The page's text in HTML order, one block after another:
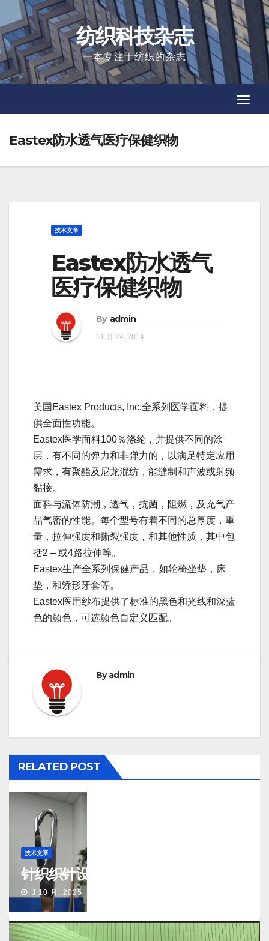
to
content
纺织科技杂志
一本专注于纺织的杂志
Eastex防水透气医疗保健织物
技术文章
Eastex防水透气
医疗保健织物
By admin
11 月 24, 2014
美国Eastex Products, Inc.全系列医学面料，提
供全面性功能。
Eastex医学面料100％涤纶，并提供不同的涂
层，有不同的弹力和非弹力的，以满足特定应用
需求，有聚酯及尼龙混纺，能缝制和声波或射频
黏接。
面料与流体防潮，透气，抗菌，阻燃，及充气产
品气密的性能。每个型号有着不同的总厚度，重
量，拉伸强度和撕裂强度，和其他性质，其中包
括2 – 或4路拉伸等。
Eastex生产全系列保健产品，如轮椅坐垫，床
垫，和矫形牙套等。
Eastex医用纱布提供了标准的黑色和光线和深蓝
色的颜色，可选颜色自定义匹配。
Byadmin
RELATED POST
技术文章
针织织针设计及测试标准
J 10 月, 2025